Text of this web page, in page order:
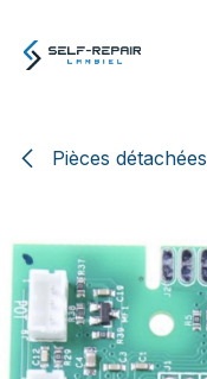
Pièces détachées